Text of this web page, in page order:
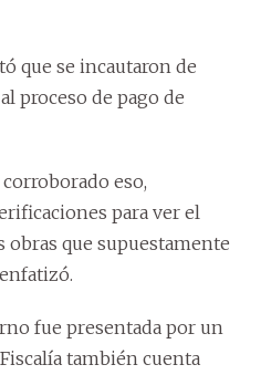
que se incautaron de
proceso de pago de
eso,
para ver el
obras que supuestamente
fue presentada por un
también cuenta